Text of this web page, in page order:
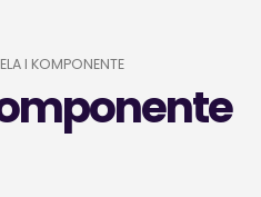
I KOMPONENTE